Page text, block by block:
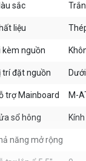
sắc
liệu
kèm nguồn
trí đặt nguồn Dưới
trợ Mainboard M-
sổ hông
năng mở rộng